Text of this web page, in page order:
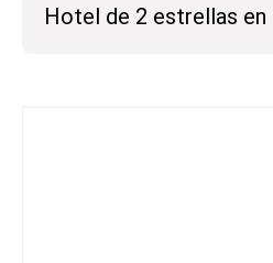
Hotel de 2 estrellas en